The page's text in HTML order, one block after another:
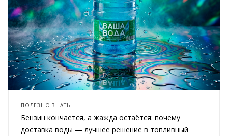
ПОЛЕЗНО ЗНАТЬ
Бензин кончается, а жажда остаётся: почему
доставка воды — лучшее решение в топливный